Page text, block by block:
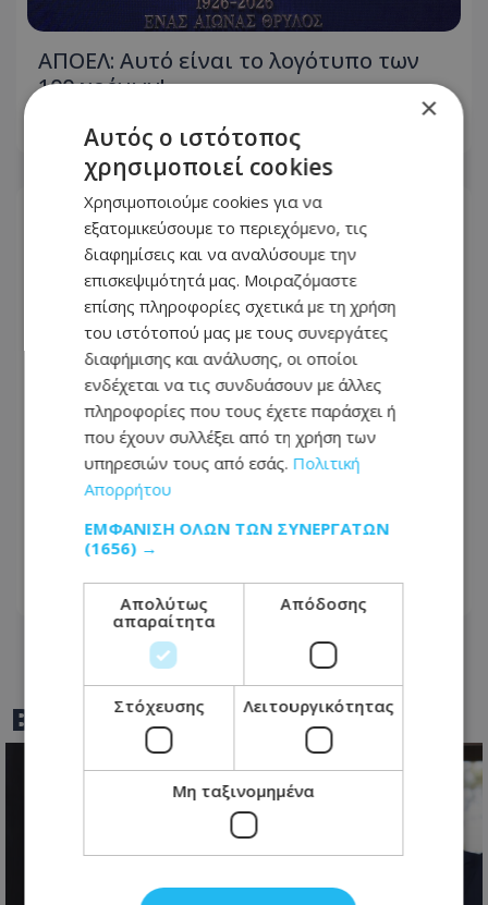
ΑΠΟΕΛ: Αυτό είναι το λογότυπο των
100 χρόνων!
06.08.2026 - 23:43
Έσωσε την παρτίδα στο 93' η...
ασόβαρη Ομόνοια, αλλά περνάει στη
ρεβάνς!
BEST OFTOTHEMAONLINE
×
Αυτός ο ιστότοπος
χρησιμοποιεί cookies
Χρησιμοποιούμε cookies για να
εξατομικεύσουμε το περιεχόμενο, τις
διαφημίσεις και να αναλύσουμε την
επισκεψιμότητά μας. Μοιραζόμαστε
επίσης πληροφορίες σχετικά με τη χρήση
του ιστότοπού μας με τους συνεργάτες
διαφήμισης και ανάλυσης, οι οποίοι
ενδέχεται να τις συνδυάσουν με άλλες
πληροφορίες που τους έχετε παράσχει ή
που έχουν συλλέξει από τη χρήση των
υπηρεσιών τους από εσάς. Πολιτική
Απορρήτου
ΕΜΦΆΝΙΣΗ ΌΛΩΝ ΤΩΝ ΣΥΝΕΡΓΑΤΏΝ
(1656) →
Απολύτως
απαραίτητα
Απόδοσης
Στόχευσης Λειτουργικότητας
Μη ταξινομημένα